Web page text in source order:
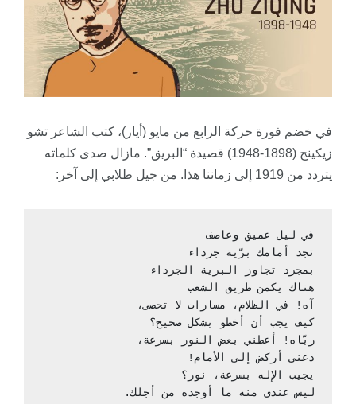
في خضم فورة حركة الرابع من مايو (أيار)، كتب الشاعر تشو
زيكينج (1898-1948) قصيدة “البريق”. مازال صدى كلماته
يتردد من 1919 إلى زماننا هذا. من جيل طلابي إلى آخر:
في ليل عميق وعاصف
تجد أمامك برّية جرداء
بمجرد تجاوز البرية الجرداء
هناك يكمن طريق الشعب
آه! في الظلام، مسارات لا تحصى،
كيف يجب أن أخطو بشكل صحيح؟
ربّاه! أعطني بعض النور بسرعة،
دعني أركض إلى الأمام!
يجيب الإله بسرعة، نور؟
ليس عندي منه ما أوجده من أجلك.